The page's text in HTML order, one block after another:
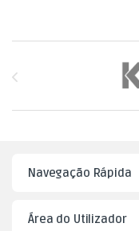
Navegação Rápida
Área do Utilizador